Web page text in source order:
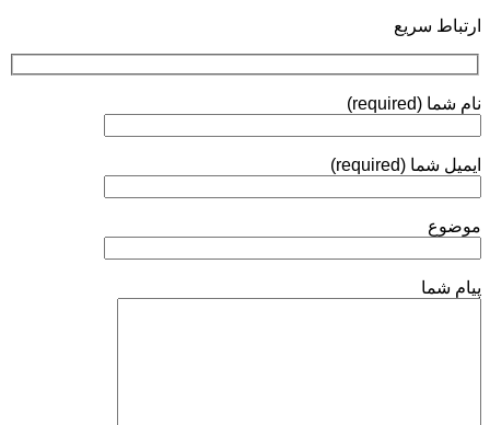
ولو
نیکل
ارتباط سریع
نام شما (required)
ایمیل شما (required)
موضوع
پیام شما